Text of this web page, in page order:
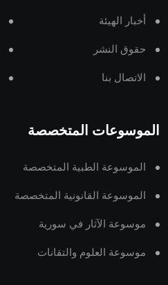
أخبار الهيئة
حقوق النشر
الاتصال بنا
الموسوعات المتخصصة
الموسوعة الطبية المتخصصة
الموسوعة القانونية المتخصصة
موسوعة الآثار في سورية
موسوعة العلوم والتقانات